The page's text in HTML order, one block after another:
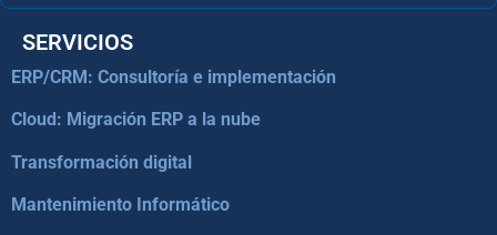
SERVICIOS
ERP/CRM: Consultoría e implementación
Cloud: Migración ERP a la nube
Transformación digital
Mantenimiento Informático